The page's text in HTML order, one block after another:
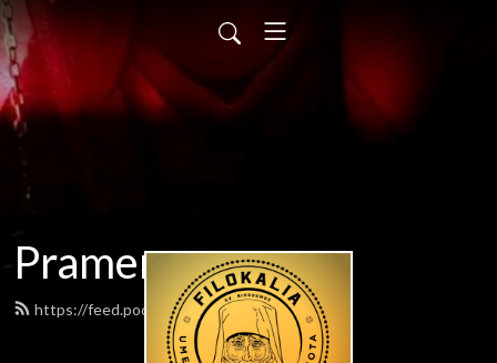
Pramene
https://feed.podbean.com/pramene/feed.xml